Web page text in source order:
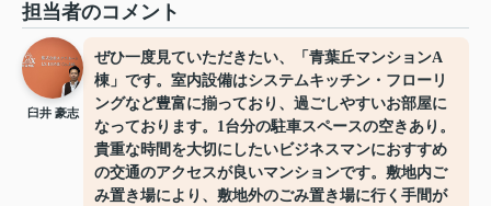
担当者のコメント
臼井 豪志
ぜひ一度見ていただきたい、「青葉丘マンションA
棟」です。室内設備はシステムキッチン・フローリ
ングなど豊富に揃っており、過ごしやすいお部屋に
なっております。1台分の駐車スペースの空きあり。
貴重な時間を大切にしたいビジネスマンにおすすめ
の交通のアクセスが良いマンションです。敷地内ご
み置き場により、敷地外のごみ置き場に行く手間が